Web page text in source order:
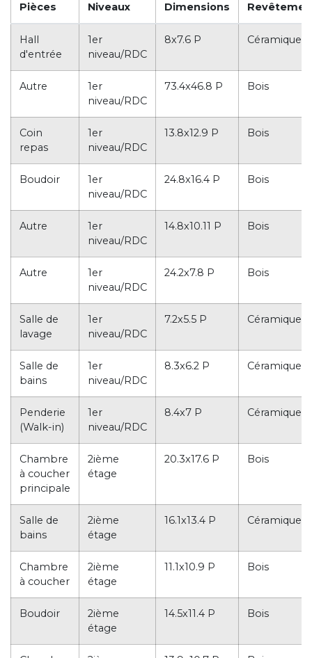
Pièces Niveaux Dimensions
Hall
d'entrée
1er
niveau/RDC
8x7.6 P Céramique
Autre
1er
niveau/RDC
73.4x46.8 P Bois
Coin
repas
1er
niveau/RDC
13.8x12.9 P Bois
Boudoir
1er
niveau/RDC
24.8x16.4 P Bois
Autre
1er
niveau/RDC
14.8x10.11 P Bois
Autre
1er
niveau/RDC
24.2x7.8 P Bois
Salle de
lavage
1er
niveau/RDC
7.2x5.5 P Céramique
Salle de
bains
1er
niveau/RDC
8.3x6.2 P Céramique
Penderie
(Walk-in)
1er
niveau/RDC
8.4x7 P Céramique
Chambre
à coucher
principale
2ième
étage
20.3x17.6 P Bois
Salle de
bains
2ième
étage
16.1x13.4 P Céramique
Chambre
à coucher
2ième
étage
11.1x10.9 P Bois
Boudoir
2ième
étage
14.5x11.4 P Bois